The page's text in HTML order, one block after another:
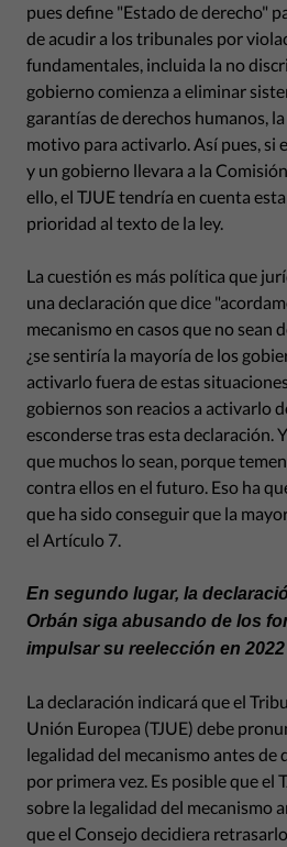
pues define "Estado de derecho"
de acudir a los tribunales por
fundamentales, incluida la no
gobierno comienza a eliminar
garantías de derechos humanos,
motivo para activarlo. Así pues, si
y un gobierno llevara a la
ello, el TJUE tendría en cuenta
prioridad al texto de la ley.
La cuestión es más política que
una declaración que dice
mecanismo en casos que no sean
¿se sentiría la mayoría de los
activarlo fuera de estas
gobiernos son reacios a activarlo
esconderse tras esta declaración.
que muchos lo sean, porque
contra ellos en el futuro. Eso ha
que ha sido conseguir que la
el Artículo 7.
En segundo lugar, la
Orbán siga abusando de los
impulsar su reelección en 2022
La declaración indicará que el
Unión Europea (TJUE) debe
legalidad del mecanismo antes de
por primera vez. Es posible que el
sobre la legalidad del mecanismo
que el Consejo decidiera